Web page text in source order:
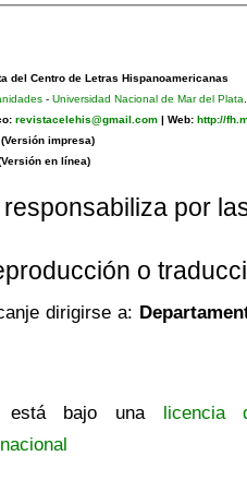
del Centro de Letras Hispanoamericanas
- Universidad Nacional de Mar del Plata
revistacelehis@gmail.com| Web: http://
impresa)
en línea)
por
o
dirigirse a:
bajo una licencia